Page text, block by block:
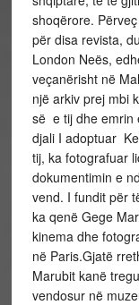
shoqërore.
për disa revista,
London Neës,
veçanërisht në
një arkiv prej mbi
së e tij dhe emrin
djali I adoptuar
tij, ka fotografuar
dokumentimin e
vend. I fundit për
ka qenë Gege
kinema dhe
në Paris.Gjatë
Marubit kanë
vendosur në